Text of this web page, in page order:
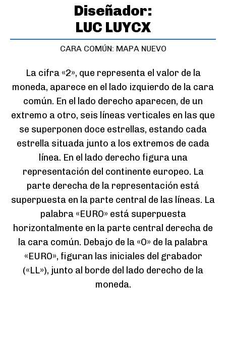
Diseñador:
LUC LUYCX
CARA COMÚN: MAPA NUEVO
La cifra «2», que representa el valor de la
moneda, aparece en el lado izquierdo de la cara
común. En el lado derecho aparecen, de un
extremo a otro, seis líneas verticales en las que
se superponen doce estrellas, estando cada
estrella situada junto a los extremos de cada
línea. En el lado derecho figura una
representación del continente europeo. La
parte derecha de la representación está
superpuesta en la parte central de las líneas. La
palabra «EURO» está superpuesta
horizontalmente en la parte central derecha de
la cara común. Debajo de la «O» de la palabra
«EURO», figuran las iniciales del grabador
(«LL»), junto al borde del lado derecho de la
moneda.